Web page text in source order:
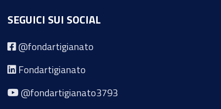
SEGUICI SUI SOCIAL
@fondartigianato
Fondartigianato
@fondartigianato3793